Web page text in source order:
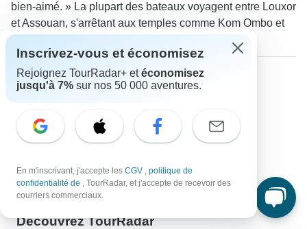
bien-aimé. » La plupart des bateaux voyagent entre Louxor
et Assouan, s'arrêtant aux temples comme Kom Ombo et
Plus d'informations sur Égypte
Circuits Péninsule du Sinaï
Circuits en solo/célibataire
Jeunes adultes
Circuits petit budget
Circuits de luxe
Découvrez TourRadar
Inscrivez-vous et économisez
Rejoignez TourRadar+ etéconomisez
jusqu'à 7% sur nos 50 000 aventures.
En m'inscrivant, j'accepte les CGV , politique de
confidentialité de , TourRadar, et j'accepte de recevoir des
courriers commerciaux.